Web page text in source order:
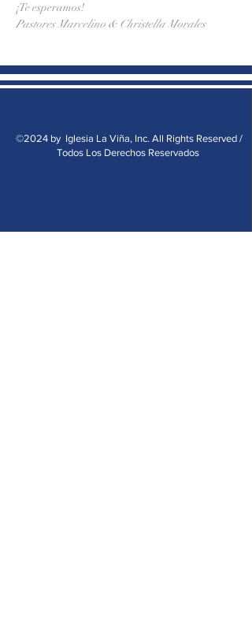
¡Te esperamos!
Pastores Marcelino & Christella Morales
©2024 by Iglesia La Viña, Inc. All Rights Reserved /
Todos Los Derechos Reservados